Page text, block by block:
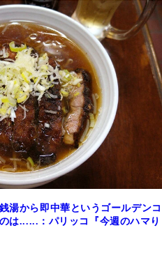
湯から即中華というゴールデンコ
は......：パリッコ『今週のハマり